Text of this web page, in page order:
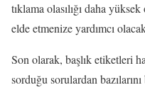
tıklama olasılığı daha
elde etmenize yardımcı
Son olarak, başlık etiketleri
sorduğu sorulardan